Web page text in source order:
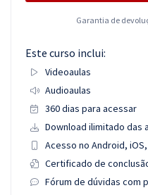
Garantia de
Este curso inclui:
Videoaulas
Audioaulas
360 dias para acessar
Download ilimitado das
Acesso no Android,
Certificado de
Fórum de dúvidas com